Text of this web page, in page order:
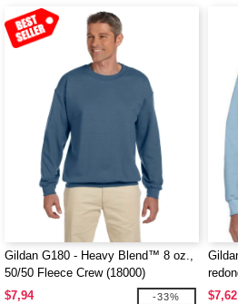
Gildan G180 - Heavy Blend™ 8 oz.,
50/50 Fleece Crew (18000)
$7,94
-33%
$7,62